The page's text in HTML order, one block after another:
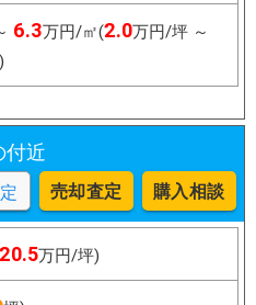
6.3万円/㎡(2.0万円/坪 ～
付近
売却査定 購入相談
万円/坪)